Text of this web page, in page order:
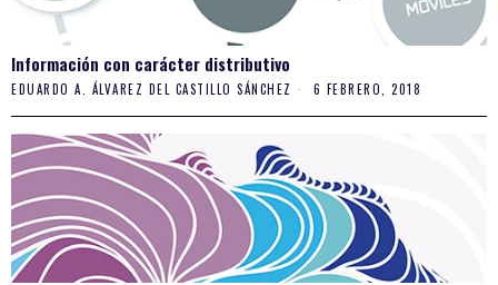
Información con carácter distributivo
EDUARDO A. ÁLVAREZ DEL CASTILLO SÁNCHEZ 6 FEBRERO, 2018